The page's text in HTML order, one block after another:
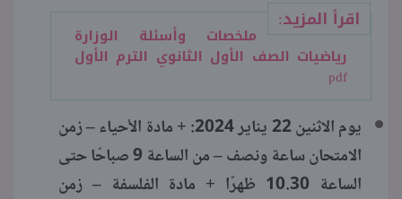
اقرأ المزيد:
ملخصات وأسئلة الوزارة
رياضيات الصف الأول الثانوي الترم الأول
pdf
يوم الاثنين 22 يناير 2024: + مادة الأحياء – زمن
الامتحان ساعة ونصف – من الساعة 9 صباحًا حتى
الساعة 10.30 ظهرًا + مادة الفلسفة – زمن